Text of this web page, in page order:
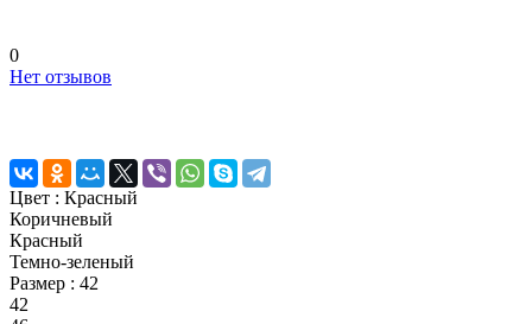
0
Нет отзывов
Цвет : Красный
Коричневый
Красный
Темно-зеленый
Размер : 42
42